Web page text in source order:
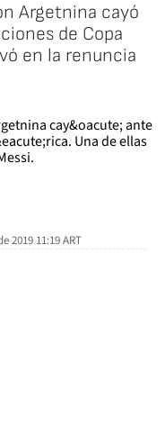
Argetnina cayó
de Copa
en la renuncia
2019 11:19ART